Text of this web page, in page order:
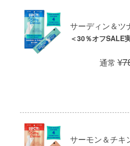
サーディン＆ツ
＜30％オフSALE
通常
サーモン＆チキ